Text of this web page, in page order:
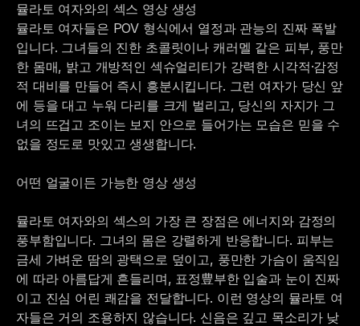
뮬라토 여자와의 섹스 영상 생성
뮬라토 여자들은 POV 형식에서 열정과 관능의 진짜 폭발
입니다. 그녀들의 진한 초콜릿이나 캐러멜 같은 피부, 풍만
한 몸매, 밝고 개방적인 섹슈얼리티가 강력한 시각적·감정
적 대비를 만들어 즉시 흥분시킵니다. 그런 여자가 당신 앞
에 등을 대고 누워 다리를 크게 벌리고, 당신의 자지가 그
녀의 뜨겁고 조이는 보지 안으로 들어가는 모습은 믿을 수
없을 정도로 맛있고 생생합니다.
어떤 얼굴이든 가능한 영상 생성
뮬라토 여자와의 섹스의 가장 큰 장점은 에너지와 감정의
풍부함입니다. 그녀의 몸은 강렬하게 반응합니다. 피부는
금세 가벼운 땀의 광택으로 덮이고, 풍만한 가슴이 움직임
에 따라 아름답게 흔들리며, 표정豊부한 입술과 눈이 진짜
이고 진심 어린 쾌감을 전달합니다. 이런 영상의 뮬라토 여
자들은 거의 조용하지 않습니다. 신음은 깊고 목소리가 낮